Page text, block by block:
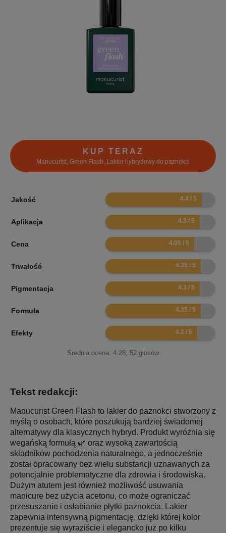
KUP TERAZ
Manucurist, Green Flash, Lakier hybrydowy do paznokci
Jakość 8.8
Aplikacja 8.6
Cena 8.1
Trwałość 8.7
Pigmentacja 8.6
Formuła 8.7
Efekty 8.4
Średnia ocena: 4.28 52 głosów
Tekst redakcji:
Manucurist Green Flash to lakier do paznokci stworzony z
myślą o osobach, które poszukują bardziej świadomej
alternatywy dla klasycznych hybryd. Produkt wyróżnia się
wegańską formułą 🌿 oraz wysoką zawartością
składników pochodzenia naturalnego, a jednocześnie
został opracowany bez wielu substancji uznawanych za
potencjalnie problematyczne dla zdrowia i środowiska.
Dużym atutem jest również możliwość usuwania
manicure bez użycia acetonu, co może ograniczać
przesuszanie i osłabianie płytki paznokcia. Lakier
zapewnia intensywną pigmentację, dzięki której kolor
prezentuje się wyraziście i elegancko już po kilku